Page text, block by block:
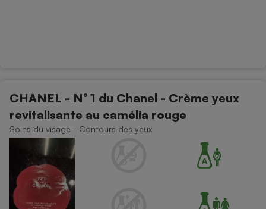
CHANEL - N° 1 du Chanel - Crème yeux
revitalisante au camélia rouge
Soins du visage - Contours des yeux